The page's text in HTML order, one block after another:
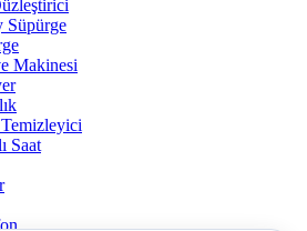
Süpürge
Makinesi
Saat